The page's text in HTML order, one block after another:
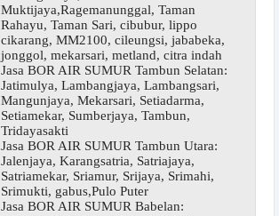
Muktijaya,Ragemanunggal, Taman
Rahayu, Taman Sari, cibubur, lippo
cikarang, MM2100, cileungsi, jababeka,
jonggol, mekarsari, metland, citra indah
Jasa BOR AIR SUMUR Tambun Selatan:
Jatimulya, Lambangjaya, Lambangsari,
Mangunjaya, Mekarsari, Setiadarma,
Setiamekar, Sumberjaya, Tambun,
Tridayasakti
Jasa BOR AIR SUMUR Tambun Utara:
Jalenjaya, Karangsatria, Satriajaya,
Satriamekar, Sriamur, Srijaya, Srimahi,
Srimukti, gabus,Pulo Puter
Jasa BOR AIR SUMUR Babelan: